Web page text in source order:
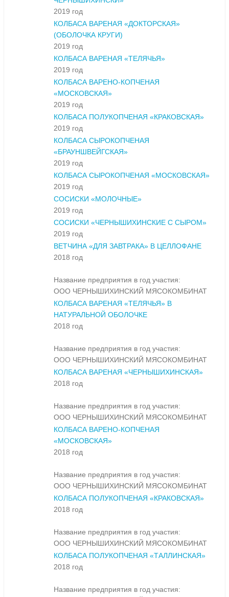
2019 год
КОЛБАСА ВАРЕНАЯ «ДОКТОРСКАЯ»
(ОБОЛОЧКА КРУГИ)
2019 год
КОЛБАСА ВАРЕНАЯ «ТЕЛЯЧЬЯ»
2019 год
КОЛБАСА ВАРЕНО-КОПЧЕНАЯ
«МОСКОВСКАЯ»
2019 год
КОЛБАСА ПОЛУКОПЧЕНАЯ «КРАКОВСКАЯ»
2019 год
КОЛБАСА СЫРОКОПЧЕНАЯ
«БРАУНШВЕЙГСКАЯ»
2019 год
КОЛБАСА СЫРОКОПЧЕНАЯ «МОСКОВСКАЯ»
2019 год
СОСИСКИ «МОЛОЧНЫЕ»
2019 год
СОСИСКИ «ЧЕРНЫШИХИНСКИЕ С СЫРОМ»
2019 год
ВЕТЧИНА «ДЛЯ ЗАВТРАКА» В ЦЕЛЛОФАНЕ
2018 год
Название предприятия в год участия:
ООО ЧЕРНЫШИХИНСКИЙ МЯСОКОМБИНАТ
КОЛБАСА ВАРЕНАЯ «ТЕЛЯЧЬЯ» В
НАТУРАЛЬНОЙ ОБОЛОЧКЕ
2018 год
Название предприятия в год участия:
ООО ЧЕРНЫШИХИНСКИЙ МЯСОКОМБИНАТ
КОЛБАСА ВАРЕНАЯ «ЧЕРНЫШИХИНСКАЯ»
2018 год
Название предприятия в год участия:
ООО ЧЕРНЫШИХИНСКИЙ МЯСОКОМБИНАТ
КОЛБАСА ВАРЕНО-КОПЧЕНАЯ
«МОСКОВСКАЯ»
2018 год
Название предприятия в год участия:
ООО ЧЕРНЫШИХИНСКИЙ МЯСОКОМБИНАТ
КОЛБАСА ПОЛУКОПЧЕНАЯ «КРАКОВСКАЯ»
2018 год
Название предприятия в год участия:
ООО ЧЕРНЫШИХИНСКИЙ МЯСОКОМБИНАТ
КОЛБАСА ПОЛУКОПЧЕНАЯ «ТАЛЛИНСКАЯ»
2018 год
Название предприятия в год участия: